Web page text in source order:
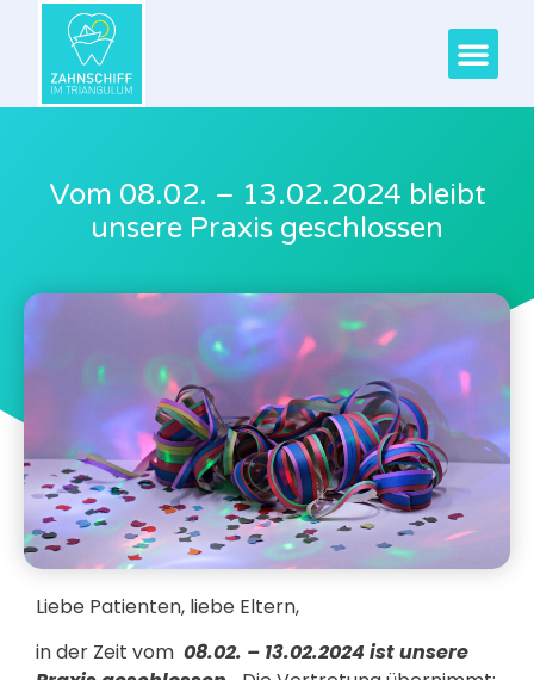
Vom 08.02. – 13.02.2024 bleibt
unsere Praxis geschlossen
Liebe Patienten, liebe Eltern,
in der Zeit vom 08.02. – 13.02.2024 ist unsere